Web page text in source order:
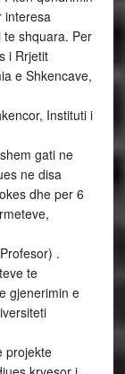
interesa
te shquara. Per
i Rrjetit
e Shkencave,
Instituti i
gati ne
ne disa
dhe per 6
.
te
gjenerimin e
projekte